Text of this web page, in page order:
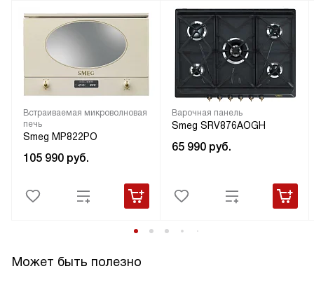
Встраиваемая микроволновая
печь
Smeg MP822PO
105 990 руб.
Варочная панель
Smeg SRV876AOGH
65 990 руб.
Может быть полезно